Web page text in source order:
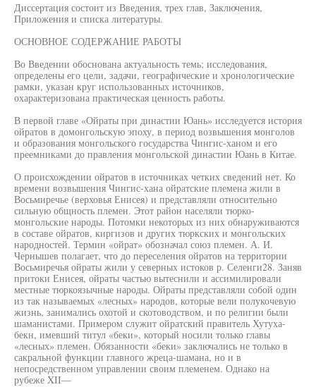
Диссертация состоит из Введения, трех глав, Заключения,
Приложения и списка литературы.
ОСНОВНОЕ СОДЕРЖАНИЕ РАБОТЫ
Во Введении обоснована актуальность темь; исследования,
определены его цели, задачи, географические и хронологические
рамки, указан круг использованных источников,
охарактеризована практическая ценность работы.
В первой главе «Ойраты при династии Юань» исследуется история
ойратов в домонгольскую эпоху, в период возвышения монголов
и образования монгольского государства Чингис-ханом и его
преемниками до правления монгольской династии Юань в Китае.
О происхождении ойратов в источниках четких сведений нет. Ко
времени возвышения Чингис-хана ойратские племена жили в
Восьмиречье (верховья Енисея) и представляли относительно
сильную общность племен. Этот район населяли тюрко-
монгольские народы. Потомки некоторых из них обнаруживаются
в составе ойратов, киргизов и других тюркских и монгольских
народностей. Термин «ойрат» обозначал союз племен. А. И.
Чернышев полагает, что до переселения ойратов на территории
Восьмиречья ойраты жили у северных истоков р. Селенги28. Заняв
притоки Енисея, ойраты частью вытеснили и ассимилировали
местные тюркоязычные народы. Ойраты представляли собой один
из так называемых «лесных» народов, которые вели полукочевую
жизнь, занимались охотой и скотоводством, и по религии были
шаманистами. Примером служит ойратский правитель Хутуха-
бекн, имевший титул «беки», который носили только главы
«лесных» племен. Обязанности «беки» заключались не только в
сакральной функции главного жреца-шамана, но и в
непосредственном управлении своим племенем. Однако на
рубеже XII—